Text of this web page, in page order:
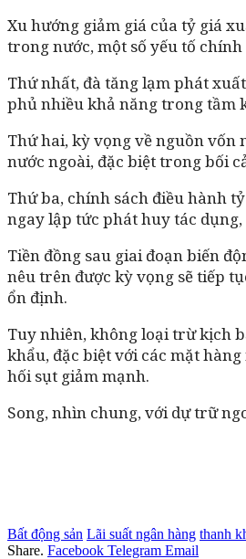
Xu hướng giảm giá của tỷ giá
trong nước, một số yếu tố
Thứ nhất, đà tăng lạm phát
phủ nhiều khả năng trong tầm
Thứ hai, kỳ vọng về nguồn vốn
nước ngoài, đặc biệt trong bối
Thứ ba, chính sách điều hành
ngay lập tức phát huy tác
Tiền đồng sau giai đoạn biến
nêu trên được kỳ vọng sẽ tiếp
ổn định.
Tuy nhiên, không loại trừ kịch
khẩu, đặc biệt với các mặt
hối sụt giảm mạnh.
Song, nhìn chung, với dự trữ
Bất động sản Lãi suất ngân hàng thanh
Share. Facebook Telegram Email